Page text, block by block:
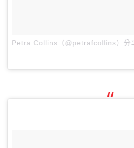
Petra Collins（@petrafcollins）分